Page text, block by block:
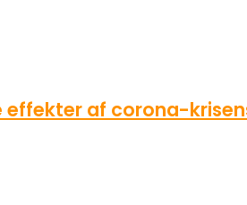
effekter af corona-